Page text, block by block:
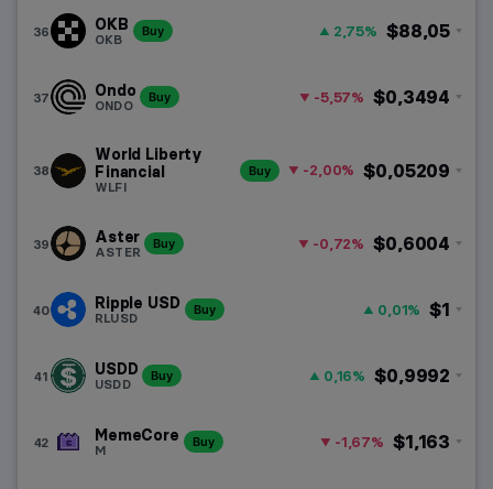
36 OKB
OKB
Buy $88,05
2,75%
37 Ondo
ONDO
Buy $0,3494
-5,57%
38
World Liberty
Financial
WLFI
Buy $0,05209
-2,00%
39 Aster
ASTER
Buy $0,6004
-0,72%
40 Ripple USD
RLUSD
Buy $1
0,01%
41 USDD
USDD
Buy $0,9992
0,16%
42 MemeCore
M
Buy $1,163
-1,67%